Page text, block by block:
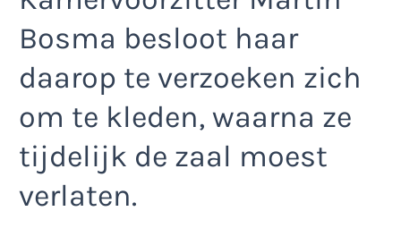
Bosma besloot haar
daarop te verzoeken zich
om te kleden, waarna ze
tijdelijk de zaal moest
verlaten.